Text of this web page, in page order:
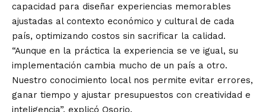
capacidad para diseñar experiencias memorables
ajustadas al contexto económico y cultural de cada
país, optimizando costos sin sacrificar la calidad.
“Aunque en la práctica la experiencia se ve igual, su
implementación cambia mucho de un país a otro.
Nuestro conocimiento local nos permite evitar errores,
ganar tiempo y ajustar presupuestos con creatividad e
inteligencia”, explicó Osorio.